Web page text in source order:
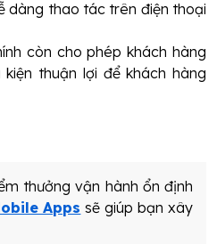
dàng thao tác trên điện thoại
còn cho phép khách hàng
thuận lợi để khách hàng
thưởng vận hành ổn định
Apps sẽ giúp bạn xây